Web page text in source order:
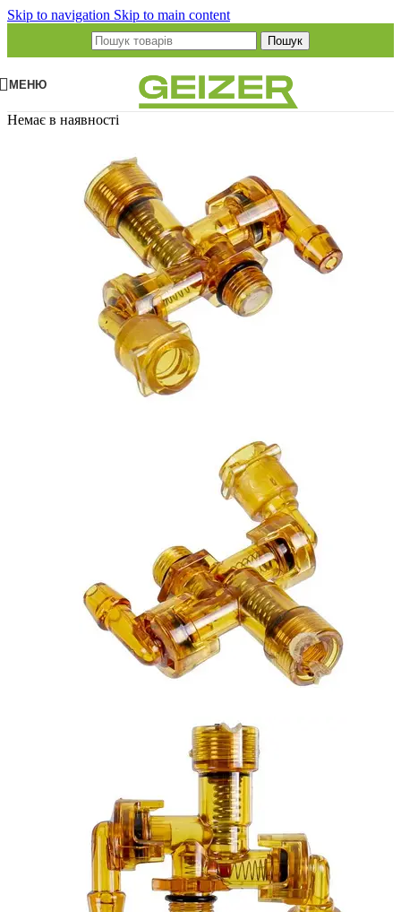
Skip to navigation Skip to main content
Пошук
МЕНЮ
Немає в наявності